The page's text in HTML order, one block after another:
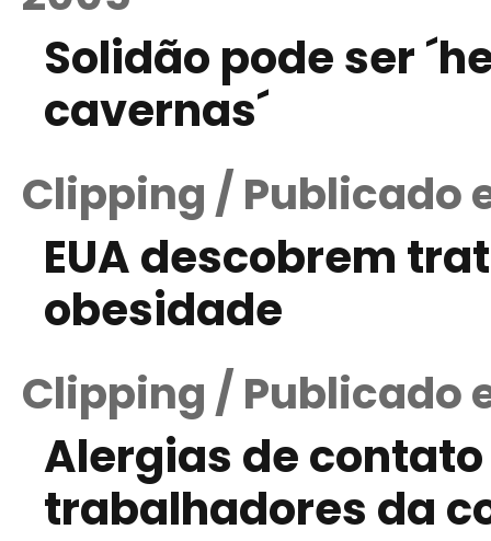
Solidão pode ser
cavernas´
Clipping / Publicado
EUA descobrem
obesidade
Clipping / Publicado
Alergias de
trabalhadores da